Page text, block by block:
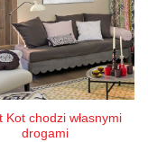
można
wybrać
na
stronie
produktu
Kot chodzi własnymi
drogami